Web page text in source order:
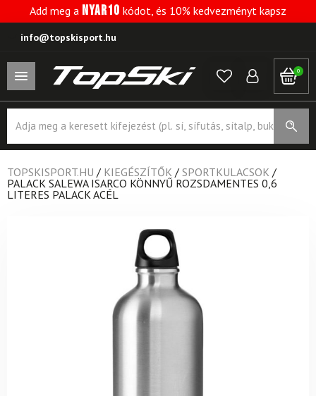
Add meg a NYAR10 kódot, és 10% kedvezményt kapsz
info@topskisport.hu
0
search
TOPSKISPORT.HU / KIEGÉSZÍTŐK / SPORTKULACSOK /
PALACK SALEWA ISARCO KÖNNYŰ ROZSDAMENTES 0,6
LITERES PALACK ACÉL